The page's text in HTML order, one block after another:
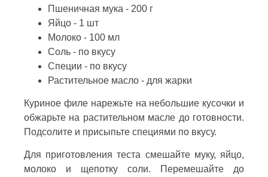
Пшеничная мука - 200 г
Яйцо - 1 шт
Молоко - 100 мл
Соль - по вкусу
Специи - по вкусу
Растительное масло - для жарки
Куриное филе нарежьте на небольшие кусочки и
обжарьте на растительном масле до готовности.
Подсолите и присыпьте специями по вкусу.
Для приготовления теста смешайте муку, яйцо,
молоко и щепотку соли. Перемешайте до